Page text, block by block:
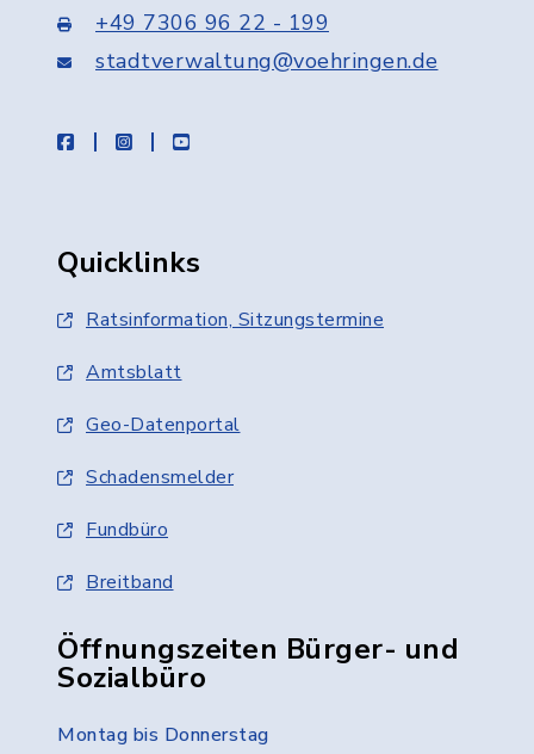
+49 7306 96 22 - 199
stadtverwaltung@voehringen.de
facebookinstagramyoutube
Quicklinks
Ratsinformation, Sitzungstermine
Amtsblatt
Geo-Datenportal
Schadensmelder
Fundbüro
Breitband
Öffnungszeiten Bürger- und
Sozialbüro
Montag bis Donnerstag